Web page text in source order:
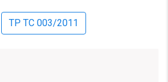
ТР ТС 003/2011